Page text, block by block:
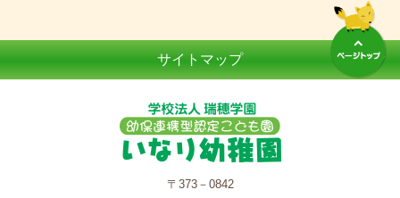
サイトマップ
〒373－0842